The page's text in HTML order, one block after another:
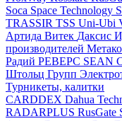
Soca Space Technology
TRASSIR TSS Uni-Ubi
Артида Витек Даксис
производителей
Радий РЕВЕРС SEAN
Штольц Групп
Турникеты, калитки
CARDDEX Dahua
RADARPLUS RusGate